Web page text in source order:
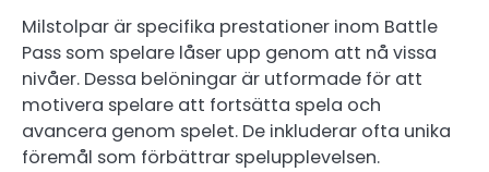
Milstolpar är specifika prestationer inom Battle
Pass som spelare låser upp genom att nå vissa
nivåer. Dessa belöningar är utformade för att
motivera spelare att fortsätta spela och
avancera genom spelet. De inkluderar ofta unika
föremål som förbättrar spelupplevelsen.